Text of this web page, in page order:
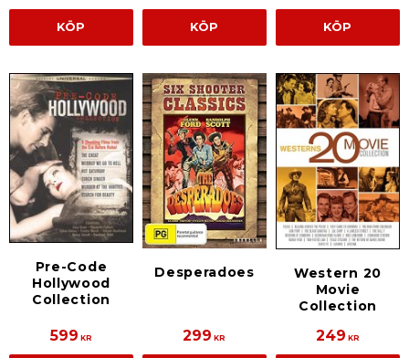
KÖP KÖP KÖP
Pre-Code
Hollywood
Collection
599 KR
Desperadoes
299 KR
Western 20
Movie
Collection
249 KR